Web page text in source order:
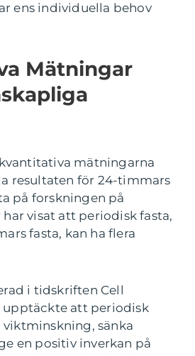
ens individuella behov
Mätningar
mätningarna
resultaten för 24-timmars
på forskningen på
visat att periodisk fasta,
fasta, kan ha flera
i tidskriften Cell
upptäckte att periodisk
sänka
en positiv inverkan på